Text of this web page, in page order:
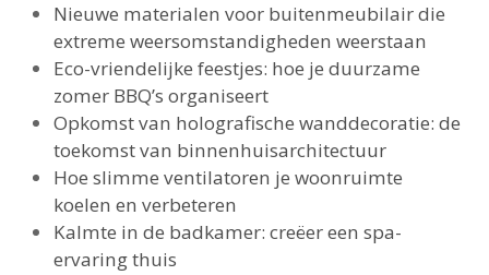
Nieuwe materialen voor buitenmeubilair die
extreme weersomstandigheden weerstaan
Eco-vriendelijke feestjes: hoe je duurzame
zomer BBQ’s organiseert
Opkomst van holografische wanddecoratie: de
toekomst van binnenhuisarchitectuur
Hoe slimme ventilatoren je woonruimte
koelen en verbeteren
Kalmte in de badkamer: creëer een spa-
ervaring thuis